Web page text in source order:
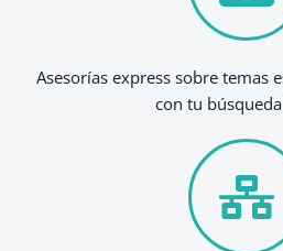
Asesorías express sobre temas
con tu